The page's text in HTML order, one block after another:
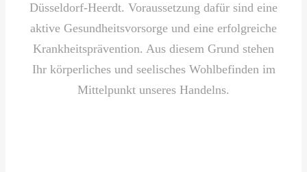
Düsseldorf-Heerdt. Voraussetzung dafür sind eine
aktive Gesundheitsvorsorge und eine erfolgreiche
Krankheitsprävention. Aus diesem Grund stehen
Ihr körperliches und seelisches Wohlbefinden im
Mittelpunkt unseres Handelns.